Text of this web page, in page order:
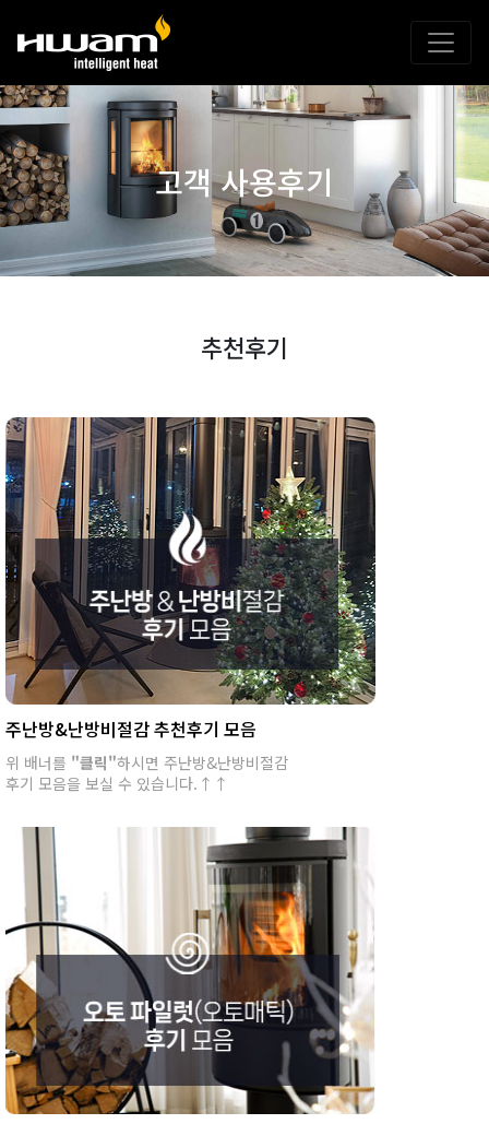
고객 사용후기
추천후기
주난방&난방비절감 추천후기 모음
위 배너를 "클릭"하시면 주난방&난방비절감
후기 모음을 보실 수 있습니다.↑↑